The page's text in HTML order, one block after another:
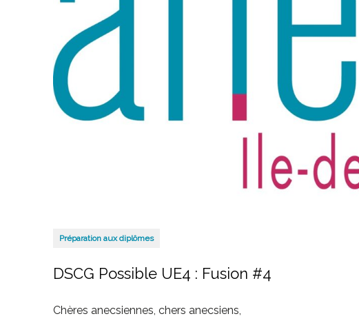
Préparation aux diplômes
DSCG Possible UE4 : Fusion #4
Chères anecsiennes, chers anecsiens,